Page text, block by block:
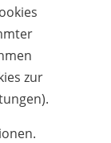
zur